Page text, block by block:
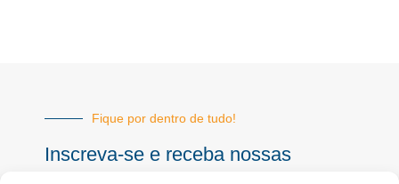
Fique por dentro de tudo!
Inscreva-se e receba nossas